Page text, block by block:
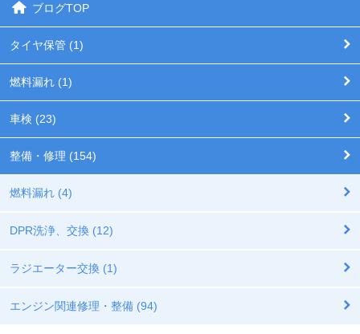
ブログTOP
タイヤ保管 (1)
燃料漏れ (1)
車検 (23)
整備・修理 (154)
燃料漏れ (4)
DPR洗浄、交換 (12)
ラジエーター交換 (1)
エンジン関連修理・整備 (94)